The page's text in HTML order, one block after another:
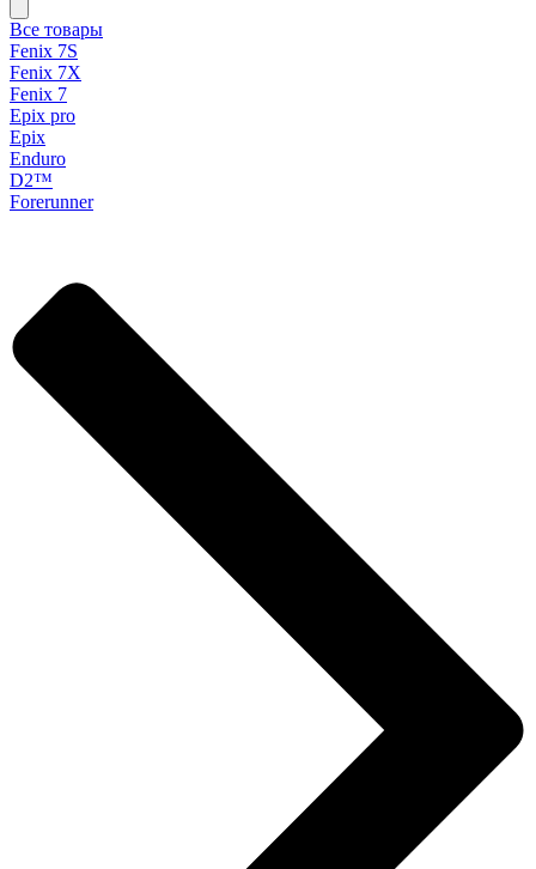
Все товары
Fenix 7S
Fenix 7X
Fenix 7
Epix pro
Epix
Enduro
D2™
Forerunner